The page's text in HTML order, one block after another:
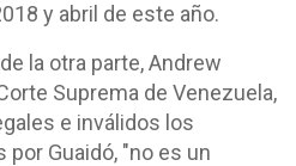
y abril de este año.
la otra parte, Andrew
Suprema de Venezuela,
e inválidos los
Guaidó, "no es un